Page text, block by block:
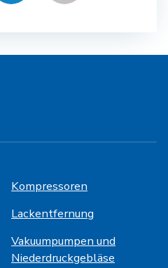
Kompressoren
Lackentfernung
Vakuumpumpen und
Niederdruckgebläse